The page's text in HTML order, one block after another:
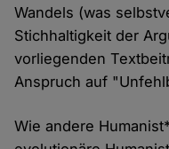
Wandels (was
Stichhaltigkeit der
vorliegenden
Anspruch auf
Wie andere